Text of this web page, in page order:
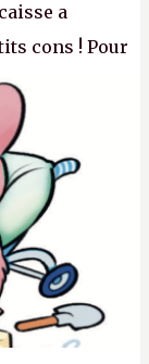
a
cons ! Pour
compter
des
donc
enfants